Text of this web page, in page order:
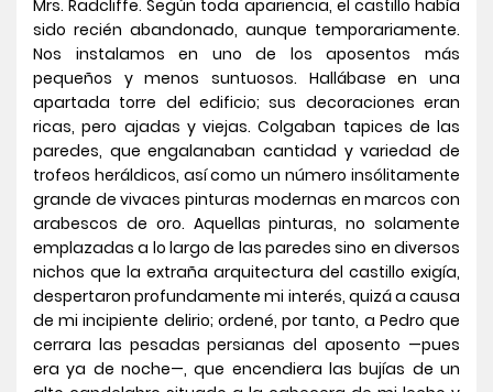
Mrs. Radcliffe. Según toda apariencia, el castillo había
sido recién abandonado, aunque temporariamente.
Nos instalamos en uno de los aposentos más
pequeños y menos suntuosos. Hallábase en una
apartada torre del edificio; sus decoraciones eran
ricas, pero ajadas y viejas. Colgaban tapices de las
paredes, que engalanaban cantidad y variedad de
trofeos heráldicos, así como un número insólitamente
grande de vivaces pinturas modernas en marcos con
arabescos de oro. Aquellas pinturas, no solamente
emplazadas a lo largo de las paredes sino en diversos
nichos que la extraña arquitectura del castillo exigía,
despertaron profundamente mi interés, quizá a causa
de mi incipiente delirio; ordené, por tanto, a Pedro que
cerrara las pesadas persianas del aposento —pues
era ya de noche—, que encendiera las bujías de un